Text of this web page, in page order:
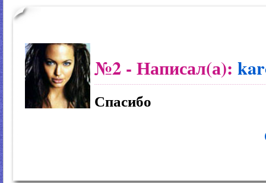
№2 - Написал(а):
Спасибо